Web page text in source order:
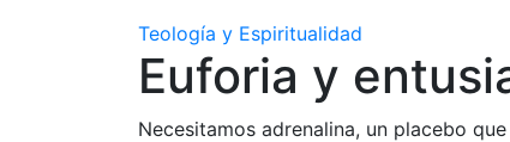
Teología y Espiritualidad
Euforia y
Necesitamos adrenalina, un placebo